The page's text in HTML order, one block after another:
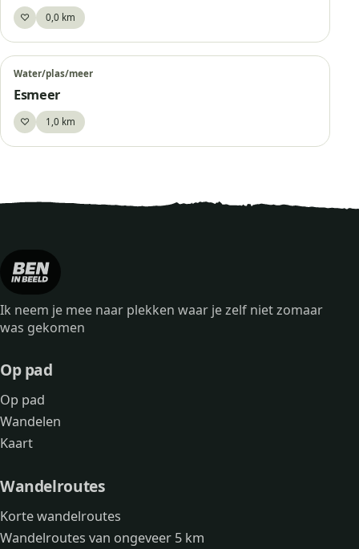
♡Bewaar0,0 km
Water/plas/meer
Esmeer
♡Bewaar1,0 km
Ik neem je mee naar plekken waar je zelf niet zomaar
was gekomen
Op pad
Op pad
Wandelen
Kaart
Wandelroutes
Korte wandelroutes
Wandelroutes van ongeveer 5 km